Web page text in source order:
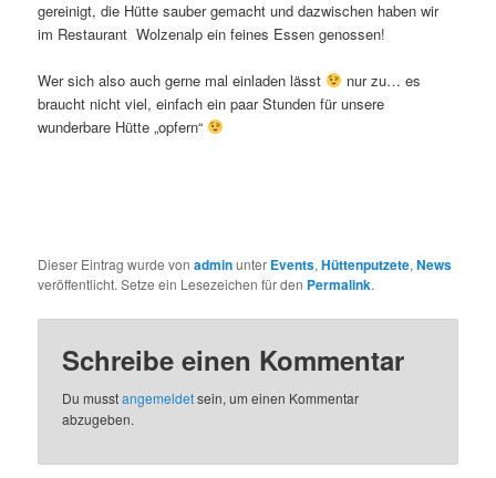
gereinigt, die Hütte sauber gemacht und dazwischen haben wir
im Restaurant Wolzenalp ein feines Essen genossen!
Wer sich also auch gerne mal einladen lässt
nur zu… es
braucht nicht viel, einfach ein paar Stunden für unsere
wunderbare Hütte „opfern“
Dieser Eintrag wurde vonadminunter Events,Hüttenputzete,News
veröffentlicht. Setze ein Lesezeichen für den Permalink.
Schreibe einen Kommentar
Du musstangemeldetsein, um einen Kommentar
abzugeben.